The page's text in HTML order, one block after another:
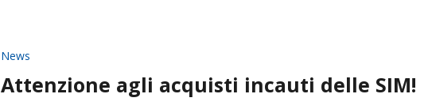
News
Attenzione agli acquisti incauti delle SIM!